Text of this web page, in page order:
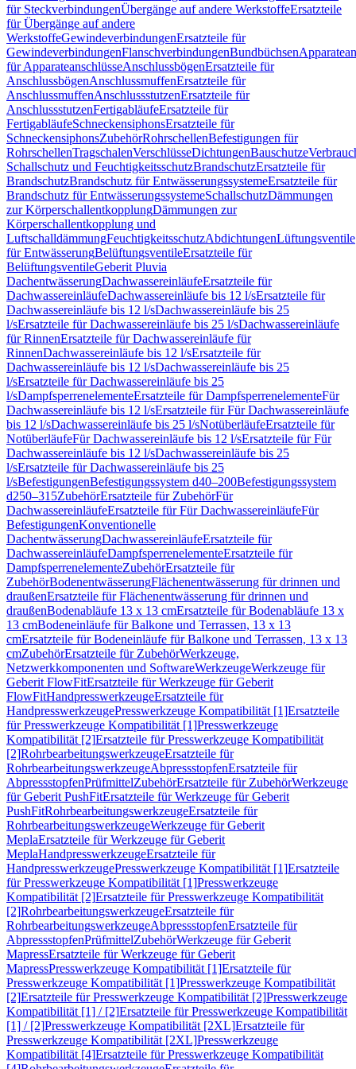
für SteckverbindungenÜbergänge auf andere WerkstoffeErsatzteile
für Übergänge auf andere
WerkstoffeGewindeverbindungenErsatzteile für
GewindeverbindungenFlanschverbindungenBundbüchsen
für ApparateanschlüsseAnschlussbögenErsatzteile für
AnschlussbögenAnschlussmuffenErsatzteile für
AnschlussmuffenAnschlussstutzenErsatzteile für
AnschlussstutzenFertigabläufeErsatzteile für
FertigabläufeSchneckensiphonsErsatzteile für
SchneckensiphonsZubehörRohrschellenBefestigungen für
RohrschellenTragschalenVerschlüsseDichtungenBauschutze
Schallschutz und FeuchtigkeitsschutzBrandschutzErsatzteile für
BrandschutzBrandschutz für EntwässerungssystemeErsatzteile für
Brandschutz für EntwässerungssystemeSchallschutzDämmungen
zur KörperschallentkopplungDämmungen zur
Körperschallentkopplung und
LuftschalldämmungFeuchtigkeitsschutzAbdichtungenLüftungsventile
für EntwässerungBelüftungsventileErsatzteile für
BelüftungsventileGeberit Pluvia
DachentwässerungDachwassereinläufeErsatzteile für
DachwassereinläufeDachwassereinläufe bis 12 l/sErsatzteile für
Dachwassereinläufe bis 12 l/sDachwassereinläufe bis 25
l/sErsatzteile für Dachwassereinläufe bis 25 l/sDachwassereinläufe
für RinnenErsatzteile für Dachwassereinläufe für
RinnenDachwassereinläufe bis 12 l/sErsatzteile für
Dachwassereinläufe bis 12 l/sDachwassereinläufe bis 25
l/sErsatzteile für Dachwassereinläufe bis 25
l/sDampfsperrenelementeErsatzteile für DampfsperrenelementeFür
Dachwassereinläufe bis 12 l/sErsatzteile für Für Dachwassereinläufe
bis 12 l/sDachwassereinläufe bis 25 l/sNotüberläufeErsatzteile für
NotüberläufeFür Dachwassereinläufe bis 12 l/sErsatzteile für Für
Dachwassereinläufe bis 12 l/sDachwassereinläufe bis 25
l/sErsatzteile für Dachwassereinläufe bis 25
l/sBefestigungenBefestigungssystem d40–200Befestigungssystem
d250–315ZubehörErsatzteile für ZubehörFür
DachwassereinläufeErsatzteile für Für DachwassereinläufeFür
BefestigungenKonventionelle
DachentwässerungDachwassereinläufeErsatzteile für
DachwassereinläufeDampfsperrenelementeErsatzteile für
DampfsperrenelementeZubehörErsatzteile für
ZubehörBodenentwässerungFlächenentwässerung für drinnen und
draußenErsatzteile für Flächenentwässerung für drinnen und
draußenBodenabläufe 13 x 13 cmErsatzteile für Bodenabläufe 13 x
13 cmBodeneinläufe für Balkone und Terrassen, 13 x 13
cmErsatzteile für Bodeneinläufe für Balkone und Terrassen, 13 x 13
cmZubehörErsatzteile für ZubehörWerkzeuge,
Netzwerkkomponenten und SoftwareWerkzeugeWerkzeuge für
Geberit FlowFitErsatzteile für Werkzeuge für Geberit
FlowFitHandpresswerkzeugeErsatzteile für
HandpresswerkzeugePresswerkzeuge Kompatibilität [1]Ersatzteile
für Presswerkzeuge Kompatibilität [1]Presswerkzeuge
Kompatibilität [2]Ersatzteile für Presswerkzeuge Kompatibilität
[2]RohrbearbeitungswerkzeugeErsatzteile für
RohrbearbeitungswerkzeugeAbpressstopfenErsatzteile für
AbpressstopfenPrüfmittelZubehörErsatzteile für ZubehörWerkzeuge
für Geberit PushFitErsatzteile für Werkzeuge für Geberit
PushFitRohrbearbeitungswerkzeugeErsatzteile für
RohrbearbeitungswerkzeugeWerkzeuge für Geberit
MeplaErsatzteile für Werkzeuge für Geberit
MeplaHandpresswerkzeugeErsatzteile für
HandpresswerkzeugePresswerkzeuge Kompatibilität [1]Ersatzteile
für Presswerkzeuge Kompatibilität [1]Presswerkzeuge
Kompatibilität [2]Ersatzteile für Presswerkzeuge Kompatibilität
[2]RohrbearbeitungswerkzeugeErsatzteile für
RohrbearbeitungswerkzeugeAbpressstopfenErsatzteile für
AbpressstopfenPrüfmittelZubehörWerkzeuge für Geberit
MapressErsatzteile für Werkzeuge für Geberit
MapressPresswerkzeuge Kompatibilität [1]Ersatzteile für
Presswerkzeuge Kompatibilität [1]Presswerkzeuge Kompatibilität
[2]Ersatzteile für Presswerkzeuge Kompatibilität [2]Presswerkzeuge
Kompatibilität [1] / [2]Ersatzteile für Presswerkzeuge Kompatibilität
[1] / [2]Presswerkzeuge Kompatibilität [2XL]Ersatzteile für
Presswerkzeuge Kompatibilität [2XL]Presswerkzeuge
Kompatibilität [4]Ersatzteile für Presswerkzeuge Kompatibilität